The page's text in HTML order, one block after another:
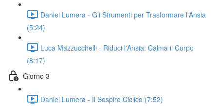
Daniel Lumera - Gli Strumenti per Trasformare l'Ansia
(5:24)
Luca Mazzucchelli - Riduci l'Ansia: Calma il Corpo
(8:17)
Giorno 3
Daniel Lumera - Il Sospiro Ciclico (7:52)